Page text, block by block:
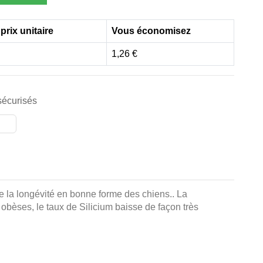
unitaire Vous économisez
1,26 €
la longévité en bonne forme des chiens.. La
le taux de Silicium baisse de façon très